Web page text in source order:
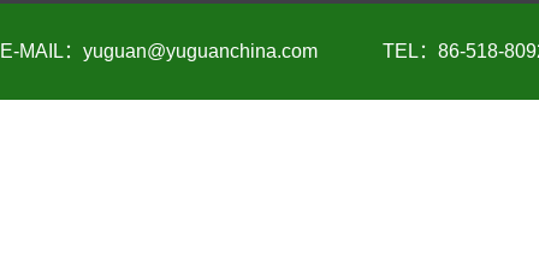
E-MAIL：yuguan@yuguanchina.com TEL：86-518-